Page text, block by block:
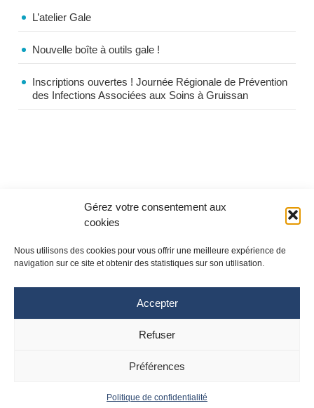
Gérez votre consentement aux
cookies
Nous utilisons des cookies pour vous offrir une meilleure expérience de
navigation sur ce site et obtenir des statistiques sur son utilisation.
Accepter
Refuser
Préférences
Politique de confidentialité
L’atelier Gale
Nouvelle boîte à outils gale !
Inscriptions ouvertes ! Journée Régionale de Prévention
des Infections Associées aux Soins à Gruissan
cpias-occitanie@chu-toulouse.fr
Site Montpellier
cpias-occitanie@chu-